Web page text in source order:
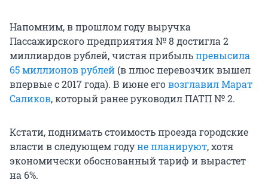
Напомним, в прошлом году выручка
Пассажирского предприятия № 8 достигла 2
миллиардов рублей, чистая прибыльпревысила
65 миллионов рублей (в плюс перевозчик вышел
впервые с 2017 года). В июне еговозглавил Марат
Саликов, который ранее руководил ПАТП № 2.
Кстати, поднимать стоимость проезда городские
власти в следующем годуне планируют, хотя
экономически обоснованный тариф и вырастет
на 6%.